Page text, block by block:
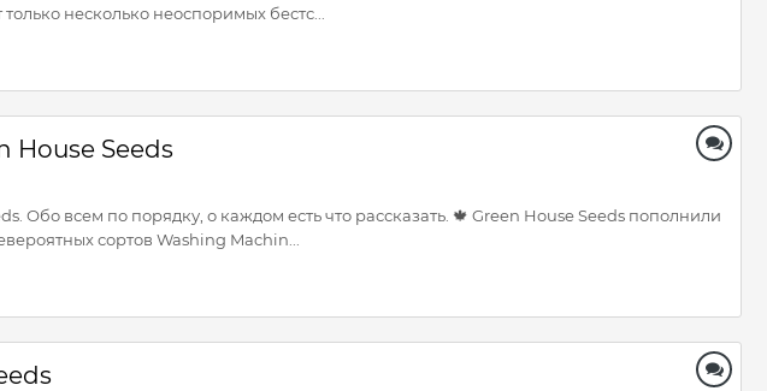
несколько неоспоримых бестс...
House Seeds
Обо всем по порядку, о каждом есть что рассказать. 🍁 Green House Seeds пополнили
сортов Washing Machin...